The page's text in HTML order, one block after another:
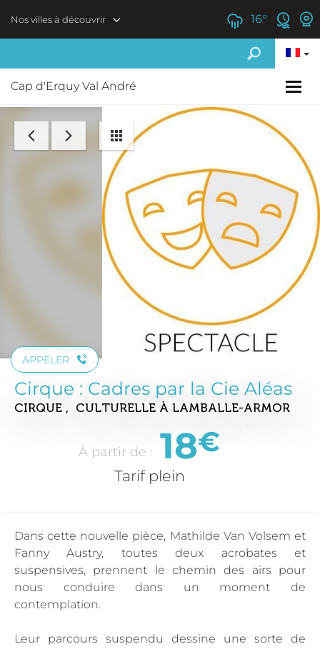
Nos villes à découvrir 16°
Cap d'Erquy Val André
APPELER
Cirque : Cadres par la Cie Aléas
CIRQUE , CULTURELLE À LAMBALLE-ARMOR
À partir de : 18€
Tarif plein
Dans cette nouvelle pièce, Mathilde Van Volsem et
Fanny Austry, toutes deux acrobates et
suspensives, prennent le chemin des airs pour
nous conduire dans un moment de
contemplation.
Leur parcours suspendu dessine une sorte de